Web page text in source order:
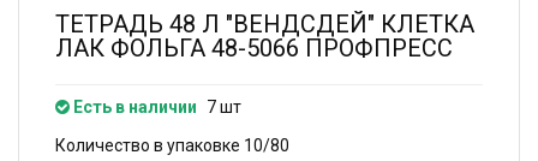
ТЕТРАДЬ 48 Л "ВЕНДСДЕЙ" КЛЕТКА
ЛАК ФОЛЬГА 48-5066 ПРОФПРЕСС
Есть в наличии
7 шт
Количество в упаковке 10/80